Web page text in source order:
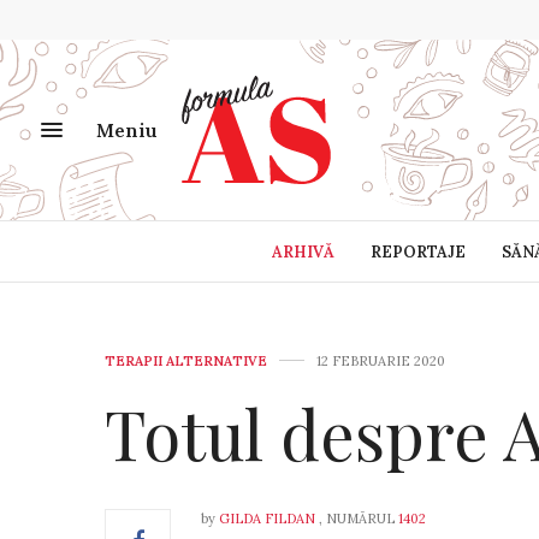
Meniu
ARHIVĂ REPORTAJE
TERAPII ALTERNATIVE 12 FEBRUARIE 2020
Totul despre
by GILDA FILDAN , NUMĂRUL 1402